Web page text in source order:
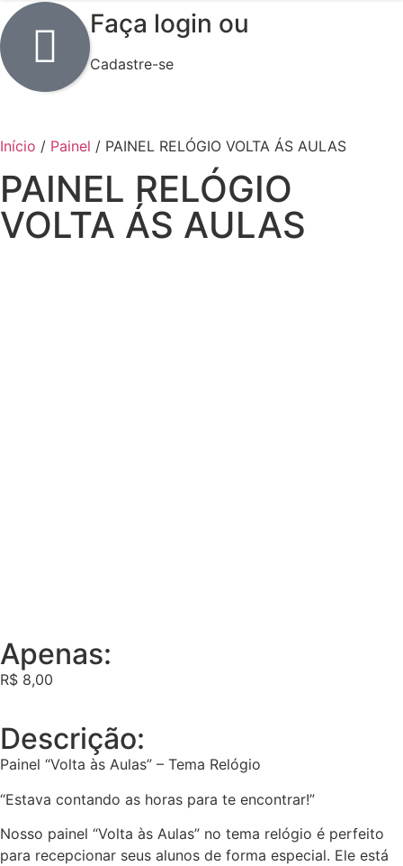
Faça login ou
Cadastre-se
Início / Painel / PAINEL RELÓGIO VOLTA ÁS AULAS
PAINEL RELÓGIO
VOLTA ÁS AULAS
Apenas:
R$ 8,00
Descrição:
Painel “Volta às Aulas” – Tema Relógio
“Estava contando as horas para te encontrar!”
Nosso painel “Volta às Aulas” no tema relógio é perfeito
para recepcionar seus alunos de forma especial. Ele está